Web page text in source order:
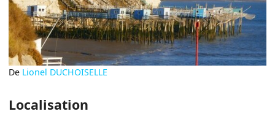
De Lionel DUCHOISELLE
Localisation